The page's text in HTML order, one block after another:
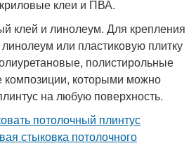
клеи и ПВА.
клей и линолеум. Для крепления
или пластиковую плитку
полистирольные
композиции, которыми можно
на любую поверхность.